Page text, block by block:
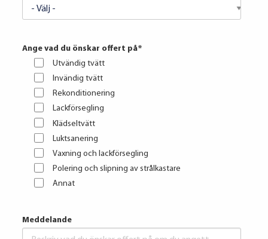
Ange vad du önskar offert på*
Utvändig tvätt
Invändig tvätt
Rekonditionering
Lackförsegling
Klädseltvätt
Luktsanering
Vaxning och lackförsegling
Polering och slipning av strålkastare
Annat
Meddelande